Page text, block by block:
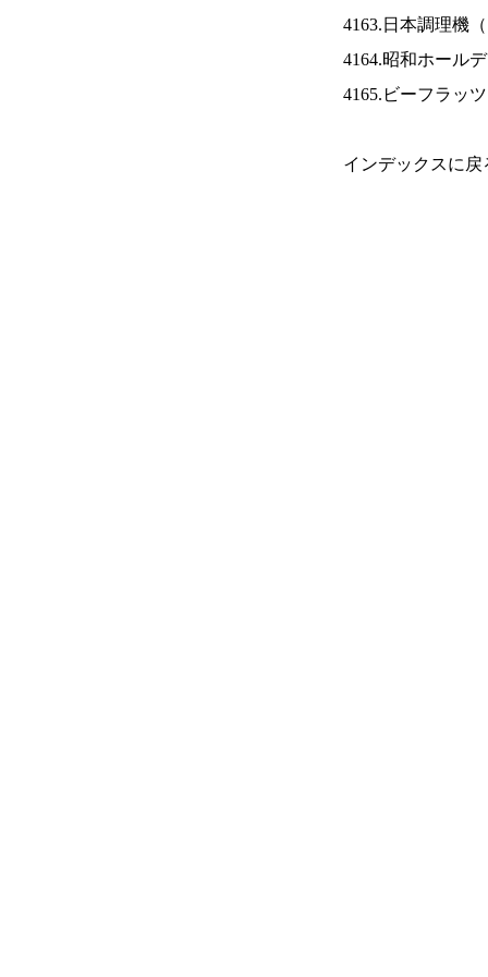
4163.日本調理機（
4164.昭和ホール
4165.ビーフラッ
インデックスに戻